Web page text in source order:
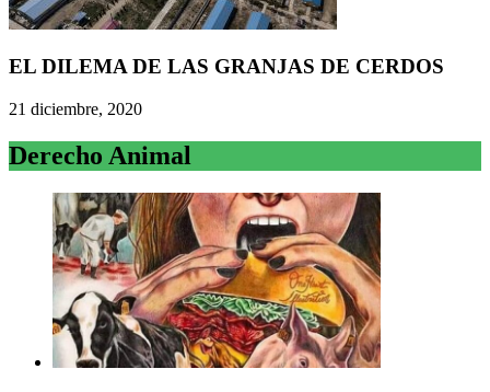
EL DILEMA DE LAS GRANJAS DE CERDOS
21 diciembre, 2020
Derecho Animal